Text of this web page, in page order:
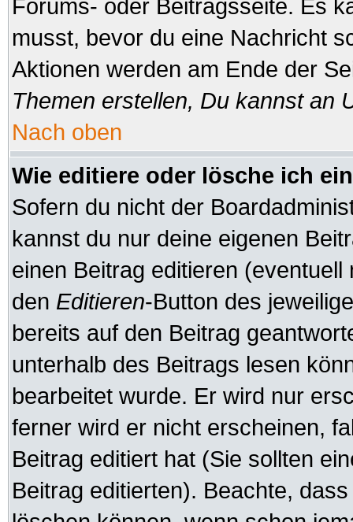
Forums- oder Beitragsseite. Es
musst, bevor du eine Nachricht
Aktionen werden am Ende der
Themen erstellen, Du kannst an
Nach oben
Wie editiere oder lösche ich
Sofern du nicht der
kannst du nur deine eigenen
einen Beitrag editieren
den Editieren-Button des
bereits auf den Beitrag
unterhalb des Beitrags lesen
bearbeitet wurde. Er wird nur
ferner wird er nicht erscheinen,
Beitrag editiert hat (Sie sollten
Beitrag editierten). Beachte,